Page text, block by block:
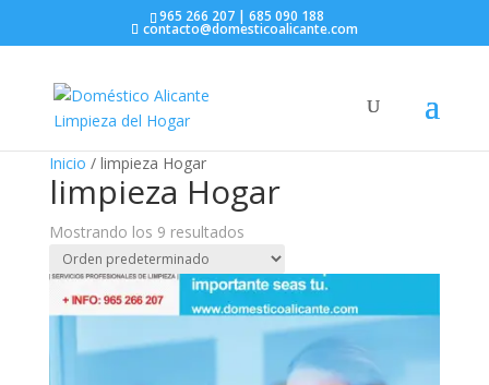
965 266 207 | 685 090 188
contacto@domesticoalicante.com
Inicio / limpieza Hogar
limpieza Hogar
Mostrando los 9 resultados